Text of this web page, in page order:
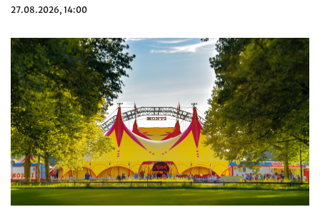
27.08.2026, 14:00